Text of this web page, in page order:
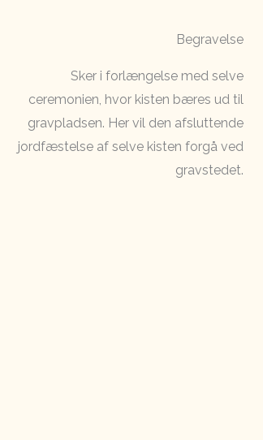
Begravelse
Sker i forlængelse med selve
ceremonien, hvor kisten bæres ud til
gravpladsen. Her vil den afsluttende
jordfæstelse af selve kisten forgå ved
gravstedet.